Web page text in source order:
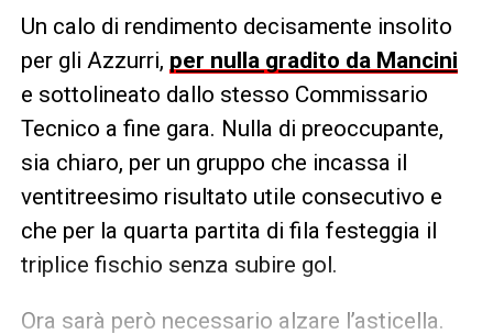
Un calo di rendimento decisamente insolito
per gli Azzurri, per nulla gradito da Mancini
e sottolineato dallo stesso Commissario
Tecnico a fine gara. Nulla di preoccupante,
sia chiaro, per un gruppo che incassa il
ventitreesimo risultato utile consecutivo e
che per la quarta partita di fila festeggia il
triplice fischio senza subire gol.
Ora sarà però necessario alzare l’asticella.